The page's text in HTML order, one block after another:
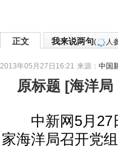
正文 我来说两句( 人
2013年05月27日16:21 来源： 中国
原标题 [海洋局
中新网5月27日
家海洋局召开党